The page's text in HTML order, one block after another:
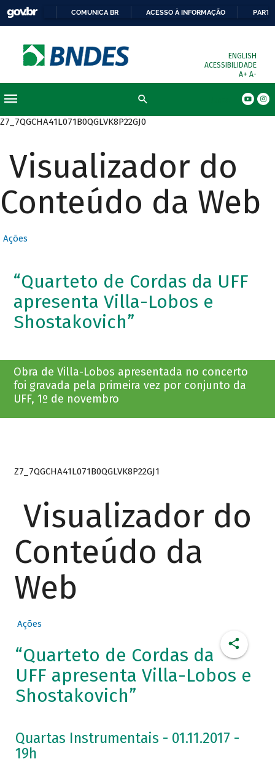
COMUNICA BR ACESSO À INFORMAÇÃO
ENGLISH
ACESSIBILIDADE
A+ A-
Z7_7QGCHA41L071B0QGLVK8P22GJ0
Visualizador do
Conteúdo da Web
Ações
“Quarteto de Cordas da UFF
apresenta Villa-Lobos e
Shostakovich”
Obra de Villa-Lobos apresentada no concerto
foi gravada pela primeira vez por conjunto da
UFF, 1º de novembro
Z7_7QGCHA41L071B0QGLVK8P22GJ1
Visualizador do
Conteúdo da
Web
Ações
“Quarteto de Cordas da
UFF apresenta Villa-Lobos e
Shostakovich”
Quartas Instrumentais - 01.11.2017 -
19h